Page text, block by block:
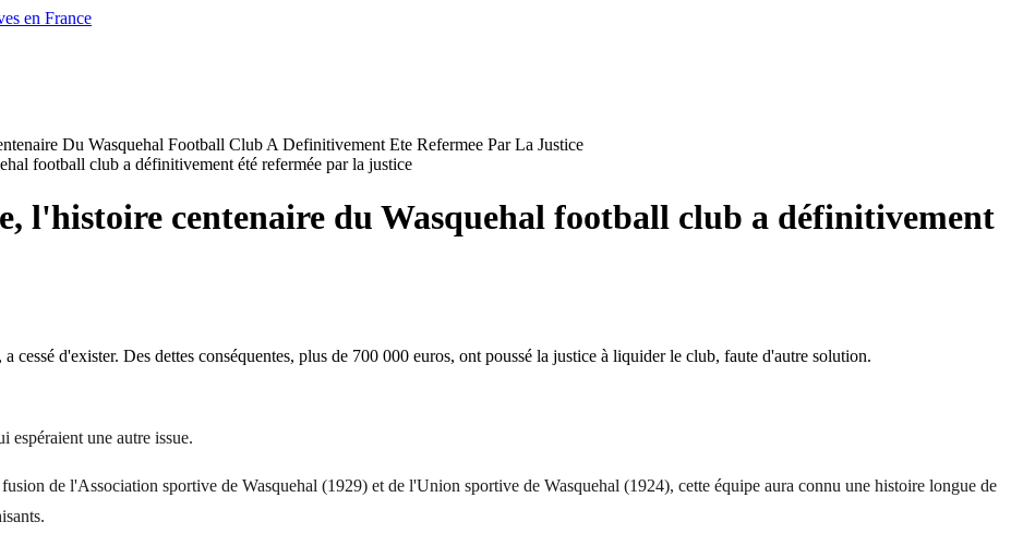
en France
Du Wasquehal Football Club A Definitivement Ete Refermee Par La Justice
l'histoire centenaire du Wasquehal football club a définitivement
d'exister. Des dettes conséquentes, plus de 700 000 euros, ont poussé la justice à liquider le club, faute d'autre solution.
espéraient une autre issue.
de l'Association sportive de Wasquehal (1929) et de l'Union sportive de Wasquehal (1924), cette équipe aura connu une histoire longue de